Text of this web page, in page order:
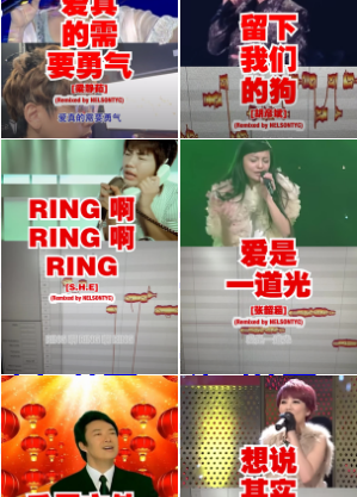
剪辑
让梁
静茹
原唱
《爱
剪辑
让胡
彦斌
演唱
《留
剪辑 剪辑